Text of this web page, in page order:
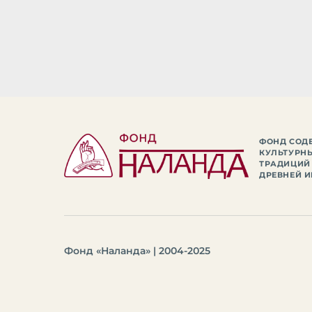
ФОНД
ТРАДИЦИЙ
ДРЕВНЕЙ
Фонд «Наланда» | 2004-2025